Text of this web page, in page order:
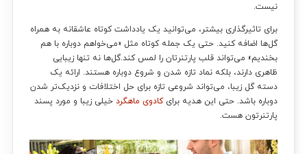
نیست.
برای تاثیرگذاری بیشتر، می‌توانید یک یادداشت کوتاه عاشقانه به همراه
گل‌ها اضافه کنید. حتی یک جمله کوتاه مثل «می‌خواهم دوباره با هم
بخندیم» می‌تواند قلب پارتنرتان را لمس کند.گل‌ها نه تنها زیبایی
ظاهری دارند، بلکه نماد تازه شدن و شروع دوباره هستند. ارائه یک
دسته گل زیبا، می‌تواند شروعی تازه برای حل اختلافات و نزدیک‌تر شدن
دوباره باشد. حتی این هدیه برای کادوی ماهگرد خیلی زیبا و مورد پسند
پارتنرتون هست.